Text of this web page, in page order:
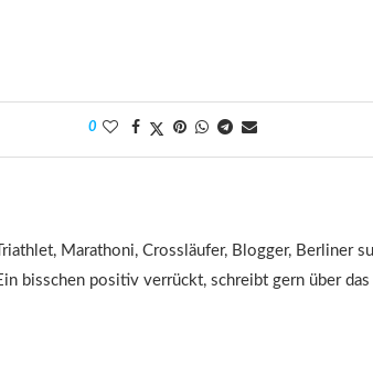
0
Marathoni, Crossläufer, Blogger, Berliner
bisschen positiv verrückt, schreibt gern über